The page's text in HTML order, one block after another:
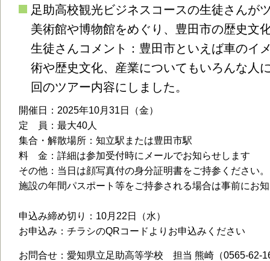
足助高校観光ビジネスコースの生徒さんが
美術館や博物館をめぐり、豊田市の歴史文
生徒さんコメント：豊田市といえば車のイ
術や歴史文化、産業についてもいろんな人
回のツアー内容にしました。
開催日：2025年10月31日（金）
定 員：最大40人
集合・解散場所：知立駅または豊田市駅
料 金：詳細は参加受付時にメールでお知らせします
その他：当日は顔写真付の身分証明書をご持参ください。
施設の年間パスポート等をご持参される場合は事前にお
申込み締め切り：10月22日（水）
お申込み：チラシのQRコードよりお申込みください
お問合せ：愛知県立足助高等学校 担当 熊崎（0565-62-